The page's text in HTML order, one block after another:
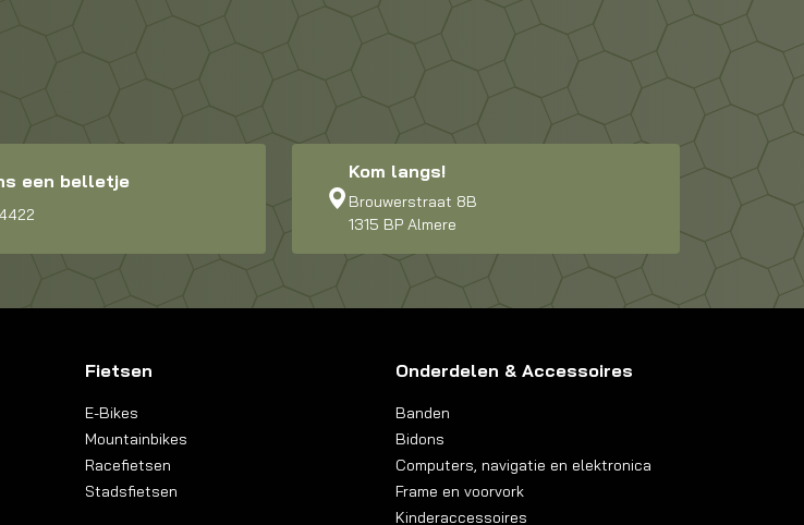
een belletje Kom langs!
Brouwerstraat 8B
1315 BP Almere
Fietsen
E-Bikes
Mountainbikes
Racefietsen
Stadsfietsen
Onderdelen & Accessoires
Banden
Bidons
Computers, navigatie en elektronica
Frame en voorvork
Kinderaccessoires